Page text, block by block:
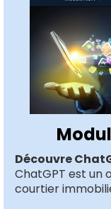
Découvre
ChatGPT est un
courtier